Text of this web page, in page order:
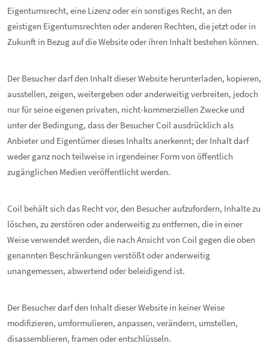
Eigentumsrecht, eine Lizenz oder ein sonstiges Recht, an den
geistigen Eigentumsrechten oder anderen Rechten, die jetzt oder in
Zukunft in Bezug auf die Website oder ihren Inhalt bestehen können.
Der Besucher darf den Inhalt dieser Website herunterladen, kopieren,
ausstellen, zeigen, weitergeben oder anderweitig verbreiten, jedoch
nur für seine eigenen privaten, nicht-kommerziellen Zwecke und
unter der Bedingung, dass der Besucher Coil ausdrücklich als
Anbieter und Eigentümer dieses Inhalts anerkennt; der Inhalt darf
weder ganz noch teilweise in irgendeiner Form von öffentlich
zugänglichen Medien veröffentlicht werden.
Coil behält sich das Recht vor, den Besucher aufzufordern, Inhalte zu
löschen, zu zerstören oder anderweitig zu entfernen, die in einer
Weise verwendet werden, die nach Ansicht von Coil gegen die oben
genannten Beschränkungen verstößt oder anderweitig
unangemessen, abwertend oder beleidigend ist.
Der Besucher darf den Inhalt dieser Website in keiner Weise
modifizieren, umformulieren, anpassen, verändern, umstellen,
disassemblieren, framen oder entschlüsseln.